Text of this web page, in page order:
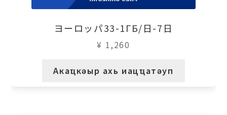
ヨーロッパ33-1ГБ/日-7日
¥ 1,260
Акаҵкәыр ахь иацҵатәуп